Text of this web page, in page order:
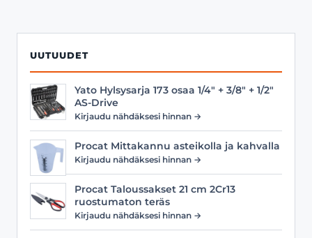
UUTUUDET
Yato Hylsysarja 173 osaa 1/4" + 3/8" + 1/2"
AS-Drive
Kirjaudu nähdäksesi hinnan →
Procat Mittakannu asteikolla ja kahvalla
Kirjaudu nähdäksesi hinnan →
Procat Taloussakset 21 cm 2Cr13
ruostumaton teräs
Kirjaudu nähdäksesi hinnan →